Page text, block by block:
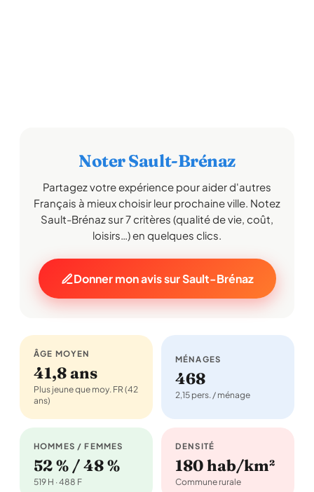
Noter Sault-Brénaz
Partagez votre expérience pour aider d'autres
Français à mieux choisir leur prochaine ville. Notez
Sault-Brénaz sur 7 critères (qualité de vie, coût,
loisirs…) en quelques clics.
Donner mon avis sur Sault-Brénaz
ÂGE MOYEN
41,8 ans
Plus jeune que moy. FR (42
ans)
MÉNAGES
468
2,15 pers. / ménage
HOMMES / FEMMES
52 % / 48 %
519 H · 488 F
DENSITÉ
180 hab/km²
Commune rurale